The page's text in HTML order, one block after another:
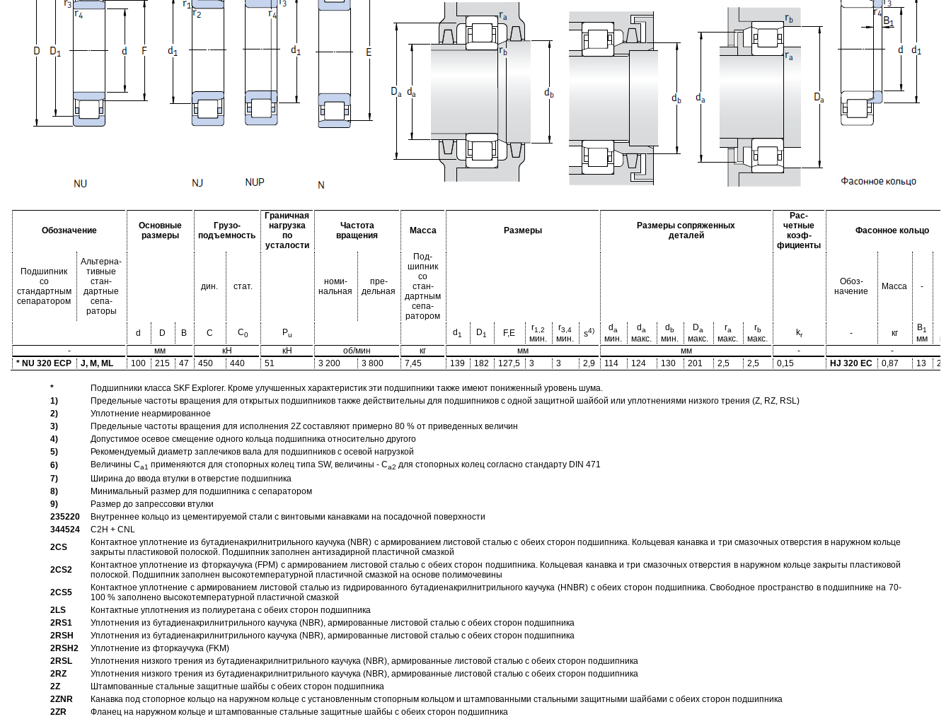
Обозначение
Основные
размеры
Грузо-
подъемность
Граничная
нагрузка
по
усталости
Частота
вращения
Масса Размеры
Размеры сопряженных
деталей
Рас-
четные
коэф-
фициенты
Фасонное кольцо
Подшипник
со
стандартным
сепаратором
Альтерна-
тивные
стан-
дартные
сепа-
раторы
дин. стат.
номи-
нальная
пре-
дельная
Под-
шипник
со
стан-
дартным
сепа-
ратором
Обоз-
начение
Масса -
d D B C C0 Pu d1 D1 F,E
r1,2
мин.
r3,4
мин.
s4) da
мин.
da
макс.
d b
мин.
Da
макс.
ra
макс.
rb
макс.
kr - кг
B1
мм
мм
-
мм кН кН об/мин кг мм мм -
-
* NU 320 ECP
J, M, ML 100 215 47 450 440 51 3 200 3 800 7,45 139 182 127,5 3 3 2,9 114 124 130 201 2,5 2,5 0,15 HJ 320 EC 0,87 13
*
Подшипники класса SKF Explorer. Кроме улучшенных характеристик эти подшипники также имеют пониженный уровень шума.
1)
Предельные частоты вращения для открытых подшипников также действительны для подшипников с одной защитной шайбой или уплотнениями низкого трения (Z, RZ, RSL)
2)
Уплотнение неармированное
3)
Предельные частоты вращения для исполнения 2Z составляют примерно 80 % от приведенных величин
4)
Допустимое осевое смещение одного кольца подшипника относительно другого
5)
Рекомендуемый диаметр заплечиков вала для подшипников с осевой нагрузкой
6)
Величины Ca1 применяются для стопорных колец типа SW, величины - Ca2 для стопорных колец согласно стандарту DIN 471
7)
Ширина до ввода втулки в отверстие подшипника
8)
Минимальный размер для подшипника с сепаратором
9)
Размер до запрессовки втулки
235220
Внутреннее кольцо из цементируемой стали с винтовыми канавками на посадочной поверхности
344524
C2H + CNL
2CS
Контактное уплотнение из бутадиенакрилнитрильного каучука (NBR) с армированием листовой сталью с обеих сторон подшипника. Кольцевая канавка и три смазочных отверстия в наружном кольце
закрыты пластиковой полоской. Подшипник заполнен антизадирной пластичной смазкой
2CS2
Контактное уплотнение из фторкаучука (FPM) с армированием листовой сталью с обеих сторон подшипника. Кольцевая канавка и три смазочных отверстия в наружном кольце закрыты пластиковой
полоской. Подшипник заполнен высокотемпературной пластичной смазкой на основе полимочевины
2CS5
Контактное уплотнение с армированием листовой сталью из гидрированного бутадиенакрилнитрильного каучука (HNBR) с обеих сторон подшипника. Свободное пространство в подшипнике на 70-
100 % заполнено высокотемпературной пластичной смазкой
2LS
Контактные уплотнения из полиуретана с обеих сторон подшипника
2RS1
Уплотнения из бутадиенакрилнитрильного каучука (NBR), армированные листовой сталью с обеих сторон подшипника
2RSH
Уплотнения из бутадиенакрилнитрильного каучука (NBR), армированные листовой сталью с обеих сторон подшипника
2RSH2
Уплотнение из фторкаучука (FKM)
2RSL
Уплотнения низкого трения из бутадиенакрилнитрильного каучука (NBR), армированные листовой сталью с обеих сторон подшипника
2RZ
Уплотнения низкого трения из бутадиенакрилнитрильного каучука (NBR), армированные листовой сталью с обеих сторон подшипника
2Z
Штампованные стальные защитные шайбы с обеих сторон подшипника
2ZNR
Канавка под стопорное кольцо на наружном кольце с установленным стопорным кольцом и штампованными стальными защитными шайбами с обеих сторон подшипника
2ZR
Фланец на наружном кольце и штампованные стальные защитные шайбы с обеих сторон подшипника